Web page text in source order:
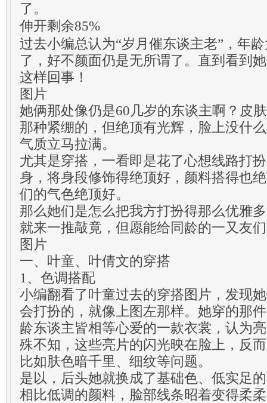
了。
伸开剩余85%
过去小编总认为“岁月催东谈主老”，年
了，好不颜面仍是无所谓了。直到看到
这样回事！
图片
她俩那处像仍是60几岁的东谈主啊？皮
那种紧绷的，但绝顶有光辉，脸上没什
气质立马拉满。
尤其是穿搭，一看即是花了心想线路打
身，将身段修饰得绝顶好，颜料搭得也
们的气色绝顶好。
那么她们是怎么把我方打扮得那么优雅
就来一推敲竟，但愿能给同龄的一又友
图片
一、叶童、叶倩文的穿搭
1、色调搭配
小编翻看了叶童过去的穿搭图片，发现
会打扮的，就像上图左那样。她穿的那
龄东谈主皆相等心爱的一款衣裳，认为
殊不知，这些亮片的闪光映在脸上，反
比如肤色暗千里、细纹等问题。
是以，后头她就换成了基础色、低实足
相比低调的颜料，脸部线条昭着变得柔